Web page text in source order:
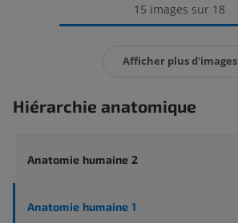
15 images sur 18
Afficher plus d'images
Hiérarchie anatomique
Anatomie humaine 2
Anatomie humaine 1